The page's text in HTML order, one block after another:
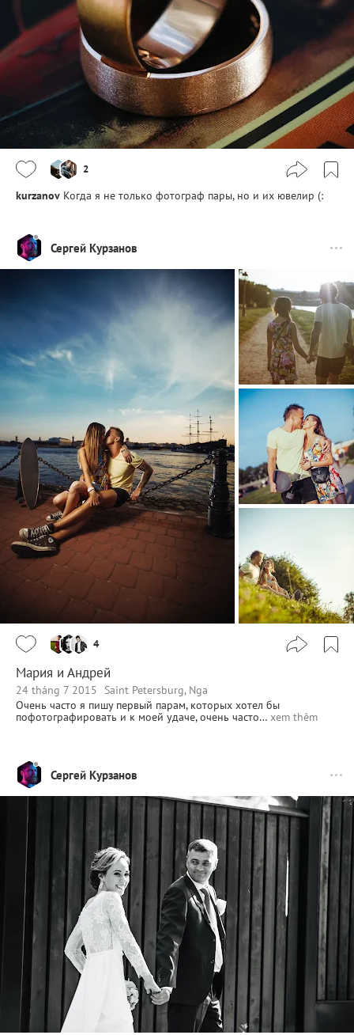
2
kurzanov Когда я не только фотограф пары, но и их ювелир (:
Сергей Курзанов
4
Мария и Андрей
24 tháng 7 2015
Saint Petersburg, Nga
Очень часто я пишу первый парам, которых хотел бы
пофотографировать и к моей удаче, очень часто… xem thêm
Сергей Курзанов